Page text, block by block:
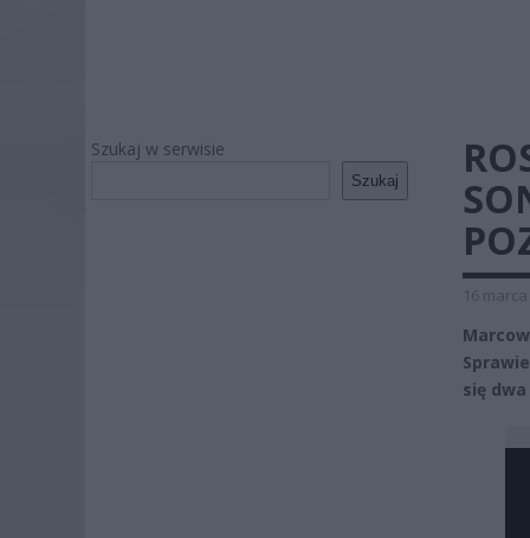
Szukaj w serwisie
Szukaj
16 marca
się